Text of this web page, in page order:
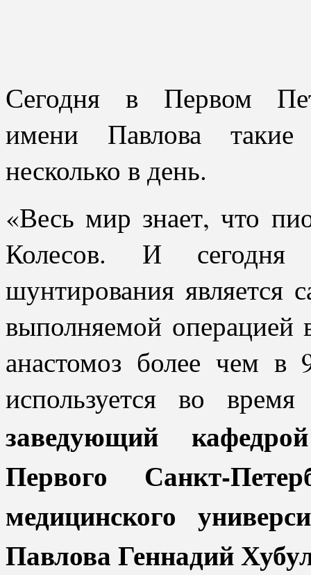
Сегодня в Первом
имени Павлова
несколько в день.
«Весь мир знает, что
Колесов. И сегодня
шунтирования является
выполняемой
анастомоз более чем в
используется во
заведующий
Первого Санкт-
медицинского
Павлова Геннадий